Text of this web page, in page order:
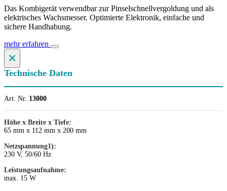
Das Kombigerät verwendbar zur Pinselschnellvergoldung und als
elektrisches Wachsmesser. Optimierte Elektronik, einfache und
sichere Handhabung.
mehr erfahren
×
Technische Daten
Art. Nr. 13000
Höhe x Breite x Tiefe:
65 mm x 112 mm x 200 mm
Netzspannung1):
230 V, 50/60 Hz
Leistungsaufnahme:
max. 15 W